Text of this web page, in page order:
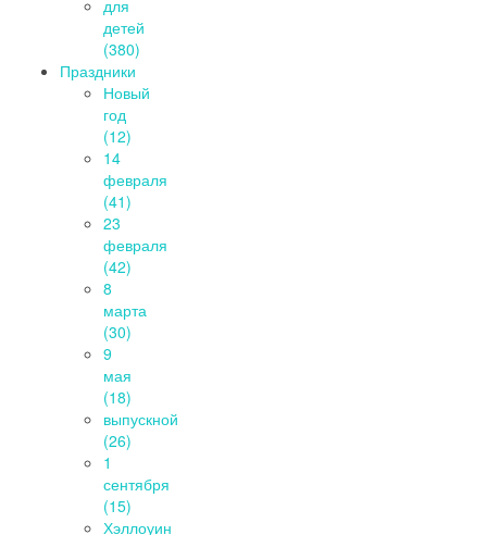
для
детей
(380)
Праздники
Новый
год
(12)
14
февраля
(41)
23
февраля
(42)
8
марта
(30)
9
мая
(18)
выпускной
(26)
1
сентября
(15)
Хэллоуин